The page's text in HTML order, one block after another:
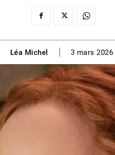
Léa Michel 3 mars 2026